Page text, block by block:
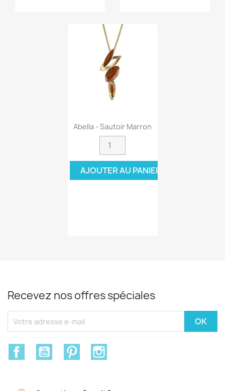
Abella - Sautoir Marron
AJOUTER AU PANIER
Recevez nos offres spéciales
FacebookYouTube Pinterest